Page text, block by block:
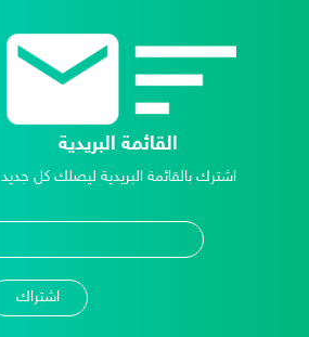
القائمة البريدية
اشترك بالقائمة البريدية ليصلك كل جديد